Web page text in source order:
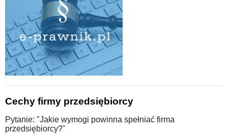
Cechy firmy przedsiębiorcy
Pytanie: "Jakie wymogi powinna spełniać firma
przedsiębiorcy?"